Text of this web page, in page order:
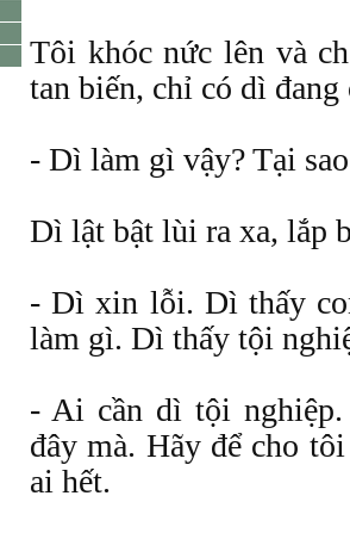
Tôi khóc nức lên và
tan biến, chỉ có dì
- Dì làm gì vậy? Tại
Dì lật bật lùi ra xa, lắp
- Dì xin lỗi. Dì thấy
làm gì. Dì thấy tội
- Ai cần dì tội
đây mà. Hãy để cho
ai hết.